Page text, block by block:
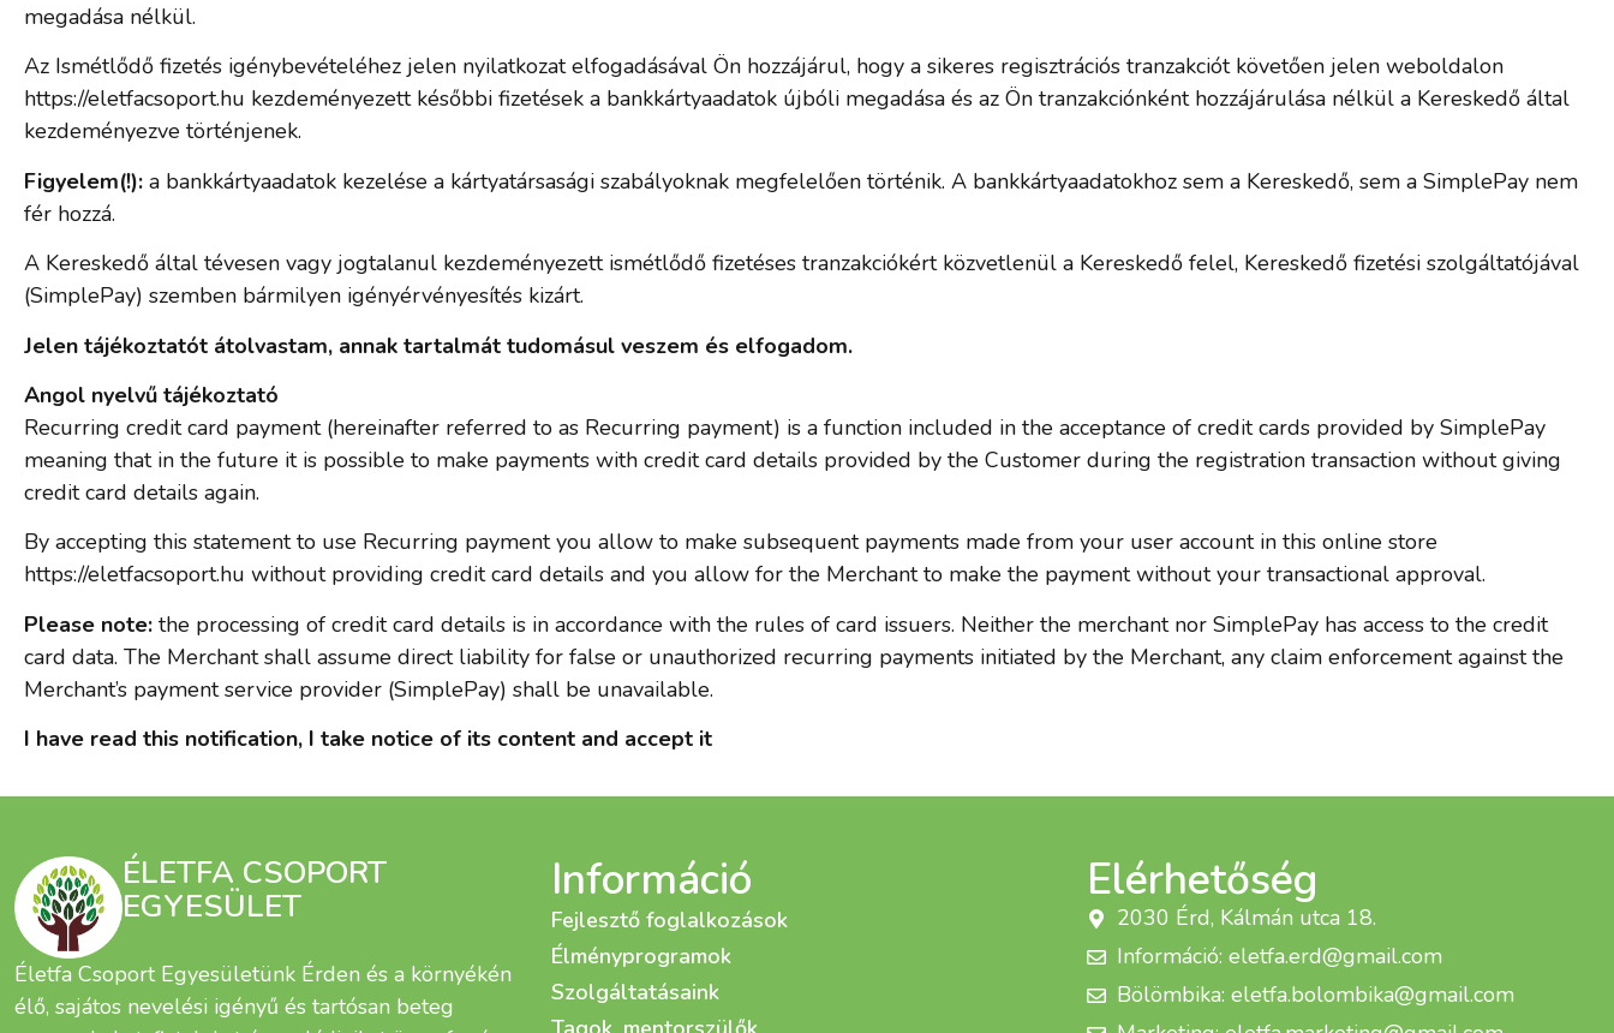
megadása nélkül.
Az Ismétlődő fizetés igénybevételéhez jelen nyilatkozat elfogadásával Ön hozzájárul, hogy a sikeres regisztrációs tranzakciót követően jelen weboldalon
https://eletfacsoport.hu kezdeményezett későbbi fizetések a bankkártyaadatok újbóli megadása és az Ön tranzakciónként hozzájárulása nélkül a Kereskedő által
kezdeményezve történjenek.
Figyelem(!): a bankkártyaadatok kezelése a kártyatársasági szabályoknak megfelelően történik. A bankkártyaadatokhoz sem a Kereskedő, sem a SimplePay nem
fér hozzá.
A Kereskedő által tévesen vagy jogtalanul kezdeményezett ismétlődő fizetéses tranzakciókért közvetlenül a Kereskedő felel, Kereskedő fizetési szolgáltatójával
(SimplePay) szemben bármilyen igényérvényesítés kizárt.
Jelen tájékoztatót átolvastam, annak tartalmát tudomásul veszem és elfogadom.
Angol nyelvű tájékoztató
Recurring credit card payment (hereinafter referred to as Recurring payment) is a function included in the acceptance of credit cards provided by SimplePay
meaning that in the future it is possible to make payments with credit card details provided by the Customer during the registration transaction without giving
credit card details again.
By accepting this statement to use Recurring payment you allow to make subsequent payments made from your user account in this online store
https://eletfacsoport.hu without providing credit card details and you allow for the Merchant to make the payment without your transactional approval.
Please note: the processing of credit card details is in accordance with the rules of card issuers. Neither the merchant nor SimplePay has access to the credit
card data. The Merchant shall assume direct liability for false or unauthorized recurring payments initiated by the Merchant, any claim enforcement against the
Merchant’s payment service provider (SimplePay) shall be unavailable.
I have read this notification, I take notice of its content and accept it
ÉLETFA CSOPORT
EGYESÜLET
Életfa Csoport Egyesületünk Érden és a környékén
élő, sajátos nevelési igényű és tartósan beteg
Információ
Fejlesztő foglalkozások
Élményprogramok
Szolgáltatásaink
Elérhetőség
2030 Érd, Kálmán utca 18.
Információ: eletfa.erd@gmail.com
Bölömbika: eletfa.bolombika@gmail.com